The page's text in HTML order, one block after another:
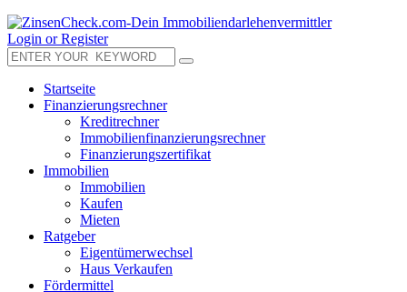
Login or Register
Startseite
Finanzierungsrechner
Kreditrechner
Immobilienfinanzierungsrechner
Finanzierungszertifikat
Immobilien
Immobilien
Kaufen
Mieten
Ratgeber
Eigentümerwechsel
Haus Verkaufen
Fördermittel